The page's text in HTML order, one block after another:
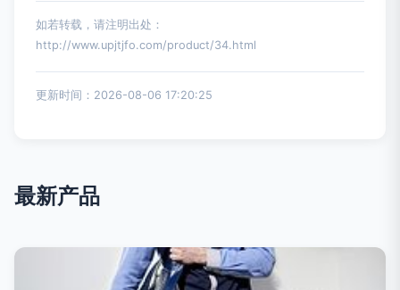
如若转载，请注明出处：
http://www.upjtjfo.com/product/34.html
更新时间：2026-08-06 17:20:25
最新产品